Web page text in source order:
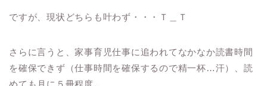
ですが、現状どちらも叶わず・・・Ｔ＿Ｔ
さらに言うと、家事育児仕事に追われてなかなか読書時間
を確保できず（仕事時間を確保するので精一杯…汗）、読
めても月に５冊程度。